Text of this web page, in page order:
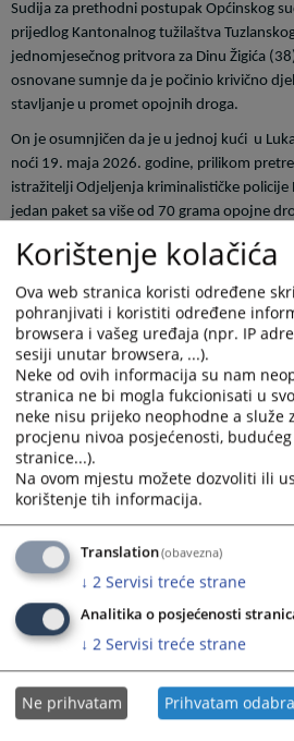
Sudija za prethodni postupak Općinskog
prijedlog Kantonalnog tužilaštva
jednomjesečnog pritvora za Dinu Žigića
osnovane sumnje da je počinio krivično
stavljanje u promet opojnih droga.
On je osumnjičen da je u jednoj kući u
noći 19. maja 2026. godine, prilikom
istražitelji Odjeljenja kriminalističke policije
jedan paket sa više od 70 grama opojne
Nakon izvršenog pretresa Žigić je lišen
kriminalistička obrada te je OKP PU
krivičnom djelu predao osumnjičenog u
Postupajući tužilac je donio naredbu o
osumnjičenog.
Žigić je i ranije više puta osuđivana
djela.
Prikazana vijest je na: Bosanski
Korištenje kolačića
Ova web stranica koristi određene
pohranjivati i koristiti određene
browsera i vašeg uređaja (npr. IP
sesiji unutar browsera, ...).
Neke od ovih informacija su nam
stranica ne bi mogla fukcionisati u
neke nisu prijeko neophodne a služe
procjenu nivoa posjećenosti,
stranice...).
Na ovom mjestu možete dozvoliti ili
korištenje tih informacija.
Translation(obavezna)
↓ 2 Servisi treće strane
Analitika o posjećenosti
↓ 2 Servisi treće strane
Ne prihvatam Prihvatam